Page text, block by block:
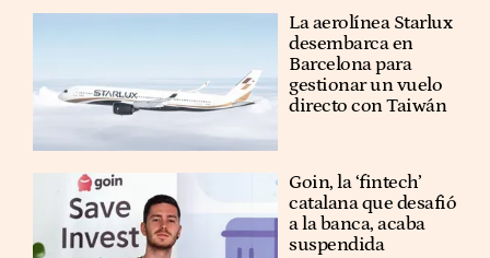
La aerolínea Starlux
desembarca en
Barcelona para
gestionar un vuelo
directo con Taiwán
Goin, la ‘fintech’
catalana que desafió
a la banca, acaba
suspendida